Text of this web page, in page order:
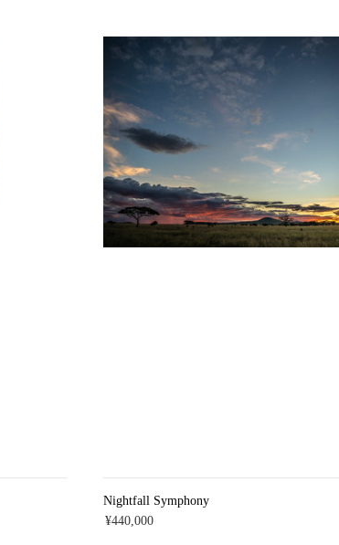
Nightfall Symphony
¥440,000